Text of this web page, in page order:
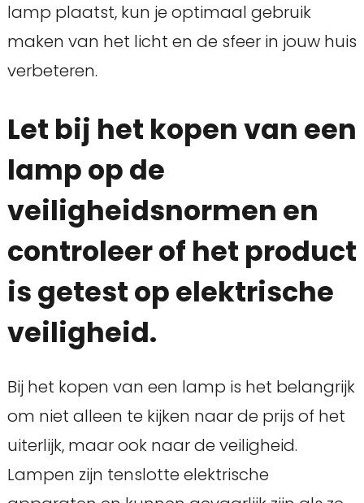
lamp plaatst, kun je optimaal gebruik
maken van het licht en de sfeer in jouw huis
verbeteren.
Let bij het kopen van een
lamp op de
veiligheidsnormen en
controleer of het product
is getest op elektrische
veiligheid.
Bij het kopen van een lamp is het belangrijk
om niet alleen te kijken naar de prijs of het
uiterlijk, maar ook naar de veiligheid.
Lampen zijn tenslotte elektrische